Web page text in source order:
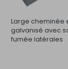
Large cheminée
galvanisé avec
fumée latérales